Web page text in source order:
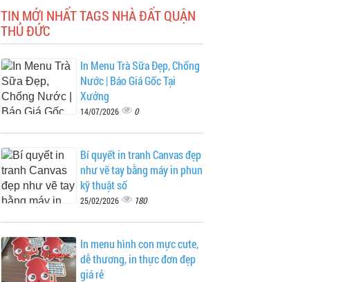
TIN MỚI NHẤT TAGS NHÀ ĐẤT QUẬN
THỦ ĐỨC
In Menu Trà Sữa Đẹp, Chống
Nước | Báo Giá Gốc Tại
Xưởng
14/07/2026 0
Bí quyết in tranh Canvas đẹp
như vẽ tay bằng máy in phun
kỹ thuật số
25/02/2026 180
In menu hình con mực cute,
dễ thương, in thực đơn đẹp
giá rẻ